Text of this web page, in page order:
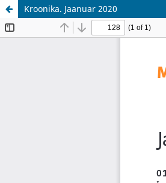
Kroonika. Jaanuar 2020